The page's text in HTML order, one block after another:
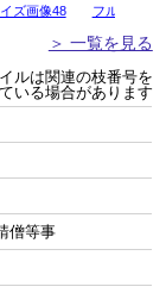
ズ画像48 フルサイズ
＞ 一覧を見る
ルは関連の枝番号を
いる場合があります
僧等事